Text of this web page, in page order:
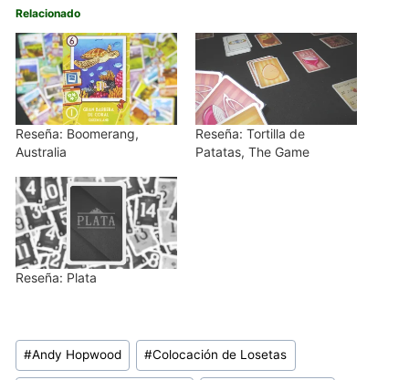
Relacionado
Reseña: Boomerang,
Australia
Reseña: Tortilla de
Patatas, The Game
Reseña: Plata
Etiquetas
de
#Andy Hopwood #Colocación de Losetas